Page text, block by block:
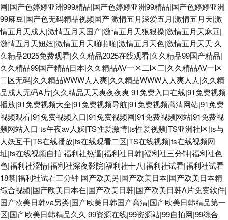
网|国产色婷婷亚洲999精品|国产色婷婷亚洲99精品|国产色婷婷亚洲
99麻豆|国产色无码精品视频国产激情五月深爱五月|激情五月天|激
情五月天成人|激情五月天国产|激情五月天狠狠操|激情五月天麻豆|
激情五月天妞妞|激情五月天啪啪啪|激情五月天色|激情五月天天 久
久精品2025免费观看|久久精品2025在线观看|久久精品99国产精品|
久久精品99国产精品日本|久久精品AV一区二区三|久久精品AV一区
二区无码|久久精品WWW人人爽|久久精品WWW人人爽人人|久久精
品成人无码A片|久久精品天天爽夜夜爽91免费入口在线|91免费视频
播放|91免费视频大全|91免费视频导航|91免费视频高清网站|91免费
视频观看|91免费视频入口|91免费视频网|91免费视频网站|91免费视
频网站入口 ts午夜av人妖|TS性爱激情|ts性爱视频|TS亚洲社区|ts与
人妖互干|TS在线播放|ts在线观看二区|TS在线视频|ts在线视频网
址|ts在线视频自拍 福利社热逼|福利社日韩|福利社三分钟|福利社色
色|福利社涩情|福利社深夜影院|福利社十八|福利社试看|福利社试看
18禁|福利社试看三分钟 国产欧美另|国产欧美日本|国产欧美日本精
综合视频|国产欧美日本在|国产欧美日韩|国产欧美日韩A片免费软件|
国产欧美日韩va另类|国产欧美日韩国产高清|国产欧美日韩精品第一
区|国产欧美日韩精品久久 99资源在线|99资源站|99自拍网|99综合